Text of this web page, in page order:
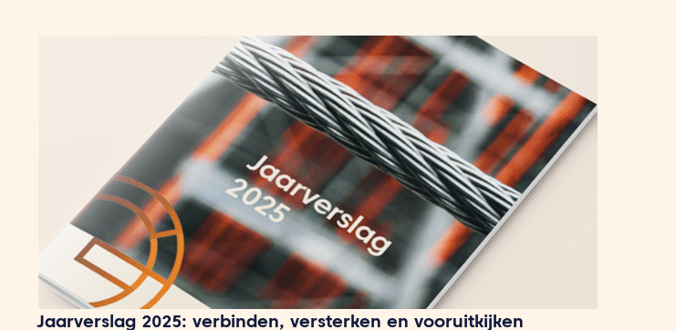
Jaarverslag 2025: verbinden, versterken en vooruitkijken